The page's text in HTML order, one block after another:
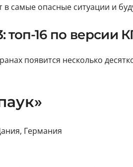
самые опасные ситуации и
16 по версии
появится несколько
Германия